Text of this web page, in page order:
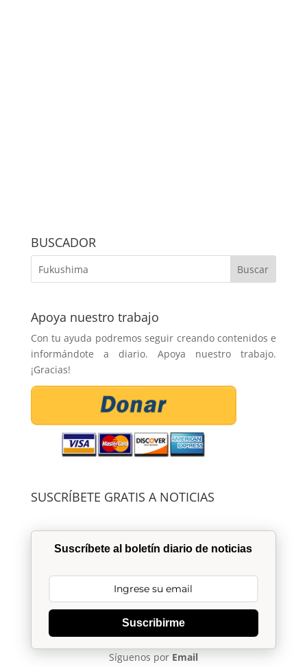
BUSCADOR
Apoya nuestro trabajo
Con tu ayuda podremos seguir creando contenidos e
informándote a diario. Apoya nuestro trabajo.
¡Gracias!
SUSCRÍBETE GRATIS A NOTICIAS
Suscríbete al boletín diario de noticias
Suscribirme
Síguenos por Email